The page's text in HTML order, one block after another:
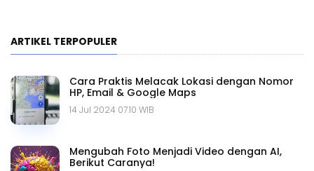
ARTIKEL TERPOPULER
Cara Praktis Melacak Lokasi dengan Nomor
HP, Email & Google Maps
14 Jul 2024 07.10 WIB
Mengubah Foto Menjadi Video dengan AI,
Berikut Caranya!